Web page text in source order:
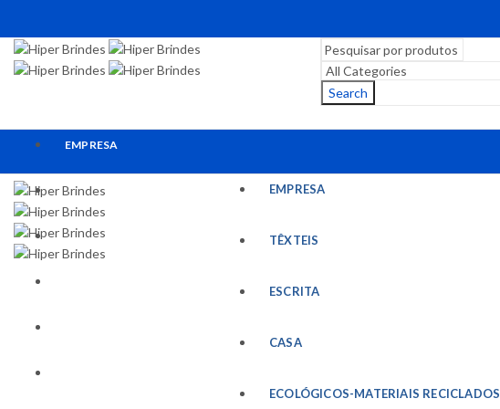
Search
EMPRESA
TÊXTEIS
ESCRITA
EMPRESA
TÊXTEIS
ESCRITA
CASA
ECOLÓGICOS-MATERIAIS RECICLADOS